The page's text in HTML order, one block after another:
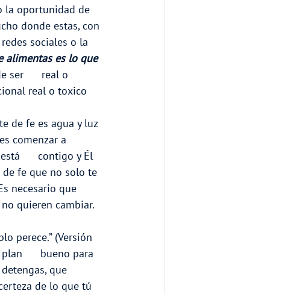
la oportunidad de
donde estas, con
sociales o la
alimentas es lo que
ser      real o
real o toxico
de fe es agua y luz
comenzar a
contigo y Él
de fe que no solo te
necesario que
quieren cambiar.
perece.” (Versión
bueno para
que
de lo que tú